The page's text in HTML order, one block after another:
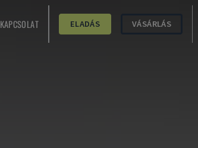
KAPCSOLAT ELADÁS VÁSÁRLÁS